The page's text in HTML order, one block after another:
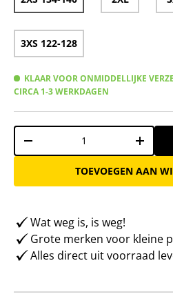
3XS 122-128
KLAAR VOOR ONMIDDELLIJKE
CIRCA 1-3 WERKDAGEN
Aantal
-
+
TOEVOEGEN AAN
Wat weg is, is weg!
Grote merken voor kleine
Alles direct uit voorraad